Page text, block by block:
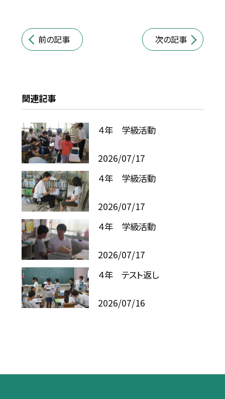
前の記事 次の記事
関連記事
４年 学級活動
2026/07/17
４年 学級活動
2026/07/17
４年 学級活動
2026/07/17
４年 テスト返し
2026/07/16